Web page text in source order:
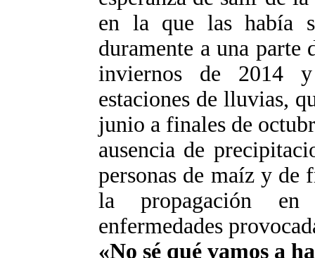
en la que las había
duramente a una parte
inviernos de 2014
estaciones de lluvias,
junio a finales de
ausencia de
personas de maíz y de
la propagación
enfermedades
«No sé qué vamos a